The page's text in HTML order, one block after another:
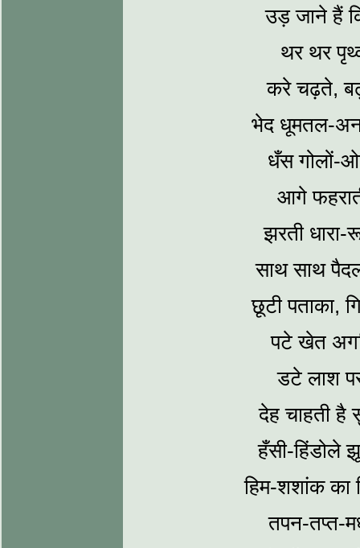
उड़ जाने हैं
थर थर
करे चढ़ते,
भेद धूमतल-
धँस गोलों-
आगे
झरती
साथ साथ
छूटी पताका,
पटे खेत
डटे लाश
देह चाहती है
हँसी-हिंडोले
हिम-शशांक
तपन-‍तप्‍त-